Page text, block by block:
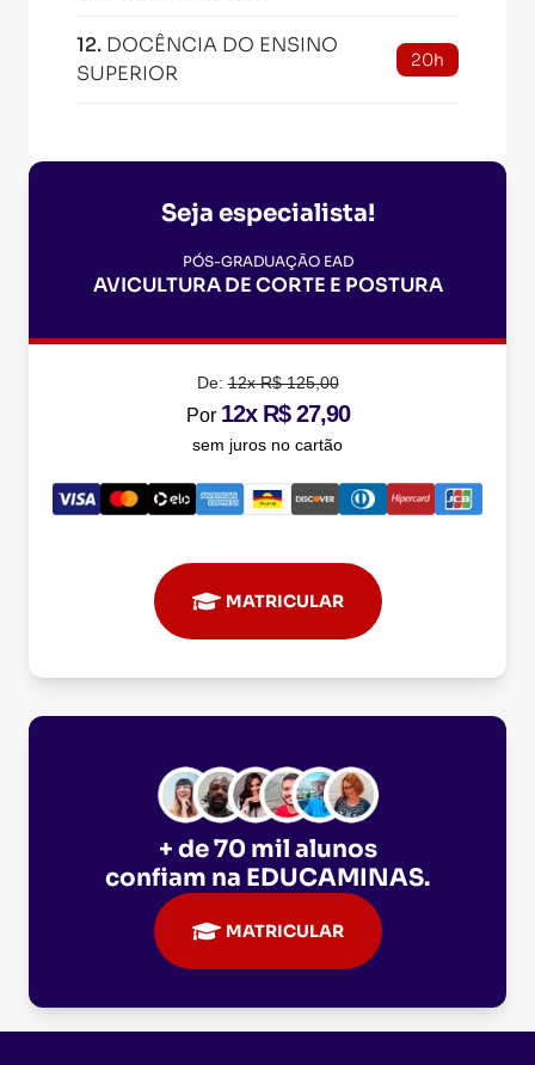
12. DOCÊNCIA DO ENSINO
SUPERIOR
20h
Seja especialista!
PÓS-GRADUAÇÃO EAD
AVICULTURA DE CORTE E POSTURA
De:12x R$ 125,00
Por 12x R$ 27,90
sem juros no cartão
MATRICULAR
+ de 70 mil alunos
confiam na EDUCAMINAS.
MATRICULAR